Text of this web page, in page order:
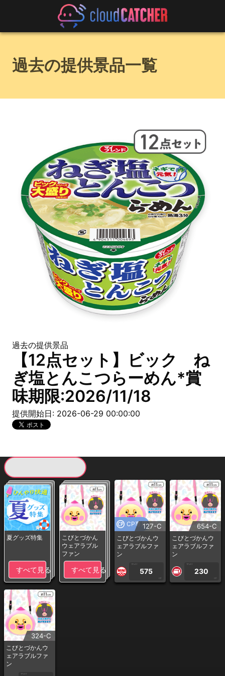
過去の提供景品一覧
過去の提供景品
【12点セット】ビック ね
ぎ塩とんこつらーめん*賞
味期限:2026/11/18
提供開始日: 2026-06-29 00:00:00
夏グッズ特集
すべて見る
こびとづかん
ウェアラブル
ファン
すべて見る
CP専用127-C
こびとづかんウ
ェアラブルファ
ン
1PLAY
575
CP
654-C
こびとづかんウ
ェアラブルファ
ン
1PLAY
230
CP
324-C
こびとづかんウ
ェアラブルファ
ン
1PLAY